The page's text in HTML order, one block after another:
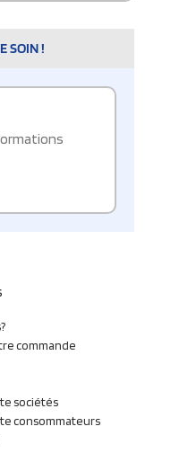
SOIN !
commande
sociétés
consommateurs